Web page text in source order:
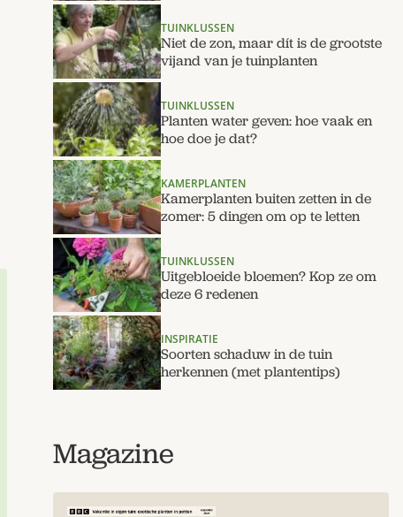
TUINKLUSSEN
Niet de zon, maar dít is de grootste
vijand van je tuinplanten
TUINKLUSSEN
Planten water geven: hoe vaak en
hoe doe je dat?
KAMERPLANTEN
Kamerplanten buiten zetten in de
zomer: 5 dingen om op te letten
TUINKLUSSEN
Uitgebloeide bloemen? Kop ze om
deze 6 redenen
INSPIRATIE
Soorten schaduw in de tuin
herkennen (met plantentips)
Magazine